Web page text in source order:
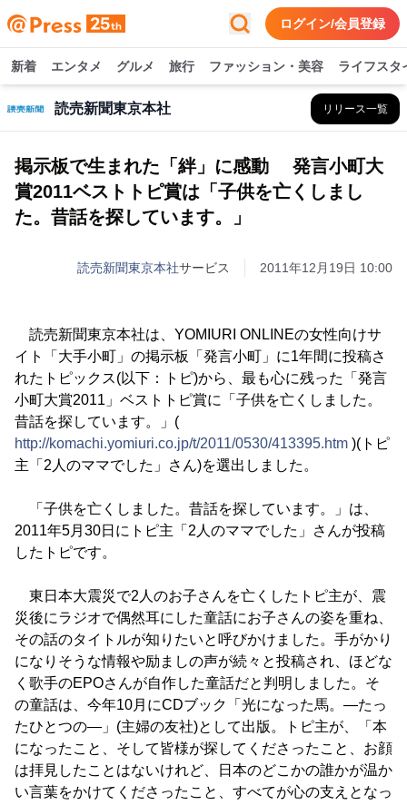
ログイン/会員登録
新着 エンタメ グルメ 旅行 ファッション・美容 ライフスタ
読売新聞東京本社 リリース一覧
掲示板で生まれた「絆」に感動 発言小町大
賞2011ベストトピ賞は「子供を亡くしまし
た。昔話を探しています。」
読売新聞東京本社サービス 2011年12月19日 10:00
読売新聞東京本社は、YOMIURI ONLINEの女性向けサ
イト「大手小町」の掲示板「発言小町」に1年間に投稿さ
れたトピックス(以下：トピ)から、最も心に残った「発言
小町大賞2011」ベストトピ賞に「子供を亡くしました。
昔話を探しています。」(
http://komachi.yomiuri.co.jp/t/2011/0530/413395.htm )(トピ
主「2人のママでした」さん)を選出しました。
「子供を亡くしました。昔話を探しています。」は、
2011年5月30日にトピ主「2人のママでした」さんが投稿
したトピです。
東日本大震災で2人のお子さんを亡くしたトピ主が、震
災後にラジオで偶然耳にした童話にお子さんの姿を重ね、
その話のタイトルが知りたいと呼びかけました。手がかり
になりそうな情報や励ましの声が続々と投稿され、ほどな
く歌手のEPOさんが自作した童話だと判明しました。そ
の童話は、今年10月にCDブック「光になった馬。―たっ
たひとつの―」(主婦の友社)として出版。トピ主が、「本
になったこと、そして皆様が探してくださったこと、お顔
は拝見したことはないけれど、日本のどこかの誰かが温か
い言葉をかけてくださったこと、すべてが心の支えとなっ